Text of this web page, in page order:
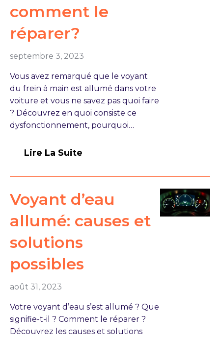
comment le
réparer?
septembre 3, 2023
Vous avez remarqué que le voyant
du frein à main est allumé dans votre
voiture et vous ne savez pas quoi faire
? Découvrez en quoi consiste ce
dysfonctionnement, pourquoi…
Lire La Suite
Voyant d’eau
allumé: causes et
solutions
possibles
août 31, 2023
Votre voyant d’eau s’est allumé ? Que
signifie-t-il ? Comment le réparer ?
Découvrez les causes et solutions